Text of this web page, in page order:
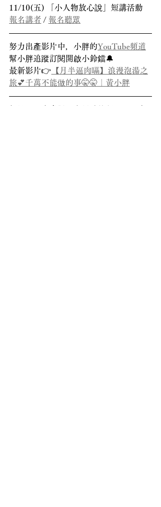
11/10(五) 「小人物放心說」短講活動
報名講者 / 報名聽眾
努力出產影片中，小胖的YouTube頻道
幫小胖追蹤訂閱開啟小鈴鐺🔔
最新影片👉 【月半逼肉嗝】浪漫泡湯之
旅💕千萬不能做的事🤫🤫｜黃小胖